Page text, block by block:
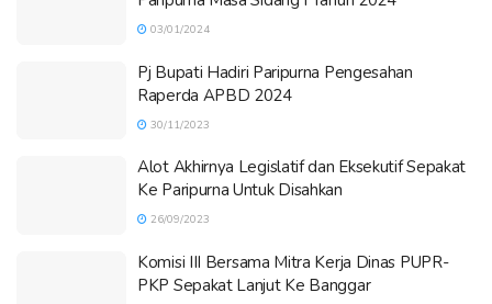
03/01/2024
Pj Bupati Hadiri Paripurna Pengesahan
Raperda APBD 2024
30/11/2023
Alot Akhirnya Legislatif dan Eksekutif Sepakat
Ke Paripurna Untuk Disahkan
26/09/2023
Komisi III Bersama Mitra Kerja Dinas PUPR-
PKP Sepakat Lanjut Ke Banggar